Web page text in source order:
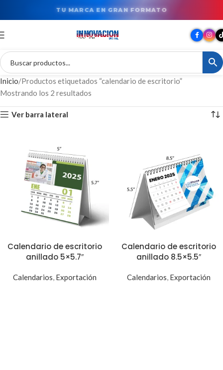
TU MARCA EN GRAN FORMATO
Inicio Productos etiquetados “calendario de escritorio”
Mostrando los 2 resultados
Ver barra lateral
Calendario de escritorio
anillado 5×5.7″
Calendarios, Exportación
Calendario de escritorio
anillado 8.5×5.5″
Calendarios, Exportación